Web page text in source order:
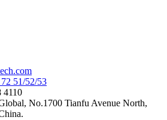
51/52/53
4110
No.1700 Tianfu Avenue North,